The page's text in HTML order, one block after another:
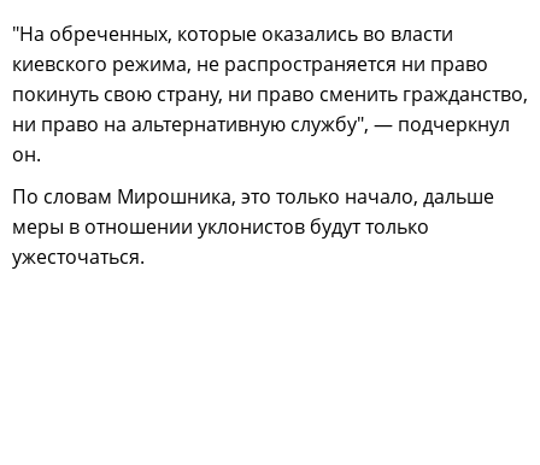
"На обреченных, которые оказались во власти
киевского режима, не распространяется ни право
покинуть свою страну, ни право сменить гражданство,
ни право на альтернативную службу", — подчеркнул
он.
По словам Мирошника, это только начало, дальше
меры в отношении уклонистов будут только
ужесточаться.